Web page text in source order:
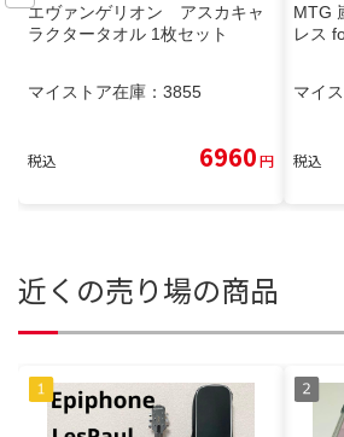
エヴァンゲリオン アスカキャ
ラクタータオル 1枚セット
マイストア在庫： 3855
税込 6960円
MTG
レス
マイ
税込
近くの売り場の商品